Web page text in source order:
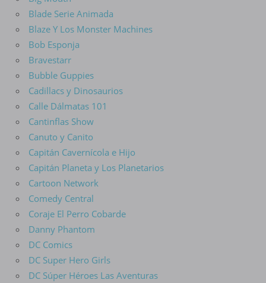
Blade Serie Animada
Blaze Y Los Monster Machines
Bob Esponja
Bravestarr
Bubble Guppies
Cadillacs y Dinosaurios
Calle Dálmatas 101
Cantinflas Show
Canuto y Canito
Capitán Cavernícola e Hijo
Capitán Planeta y Los Planetarios
Cartoon Network
Comedy Central
Coraje El Perro Cobarde
Danny Phantom
DC Comics
DC Super Hero Girls
DC Súper Héroes Las Aventuras